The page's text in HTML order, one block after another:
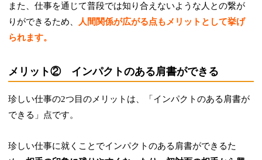
また、仕事を通じて普段では知り合えないような人との繋が
りができるため、
人間関係が広がる点もメリットとして挙げ
られます。
メリット② インパクトのある肩書ができる
珍しい仕事の2つ目のメリットは、「インパクトのある肩書が
できる」点です。
珍しい仕事に就くことでインパクトのある肩書ができるた